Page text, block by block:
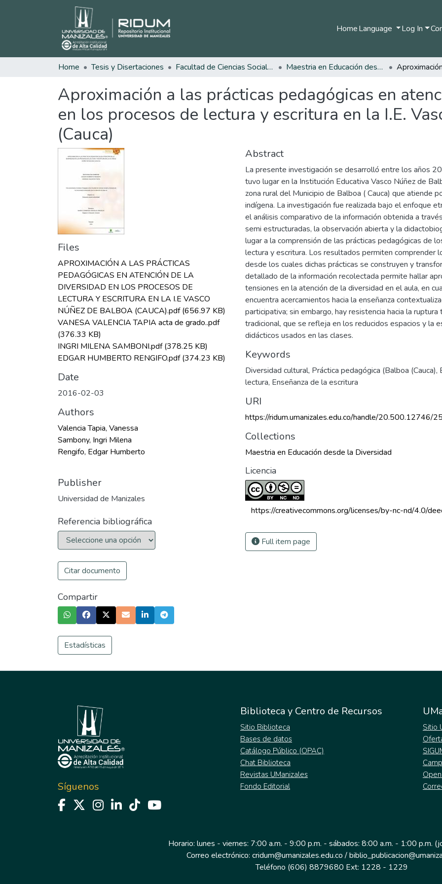
HomeLanguage Log In
Home Tesis y Disertaciones Facultad de Ciencias Sociales y Humanas Maestria en Educación desde la Diversidad
Aproximación a las prácticas pedagógicas en
en los procesos de lectura y escritura en la I.E.
(Cauca)
Files
APROXIMACIÓN A LAS PRÁCTICAS
PEDAGÓGICAS EN ATENCIÓN DE LA
DIVERSIDAD EN LOS PROCESOS DE
LECTURA Y ESCRITURA EN LA I.E VASCO
NÚÑEZ DE BALBOA (CAUCA).pdf(656.97 KB)
VANESA VALENCIA TAPIA acta de grado..pdf
(376.33 KB)
INGRI MILENA SAMBONI.pdf(378.25 KB)
EDGAR HUMBERTO RENGIFO.pdf(374.23 KB)
Date
2016-02-03
Authors
Valencia Tapia, Vanessa
Sambony, Ingri Milena
Rengifo, Edgar Humberto
Publisher
Universidad de Manizales
Referencia bibliográfica
Citar documento
Compartir
Estadísticas
Abstract
La presente investigación se desarrolló entre los años
tuvo lugar en la Institución Educativa Vasco Núñez de
zona rural del Municipio de Balboa ( Cauca) que atiende
indígena. La investigación fue realizada bajo el enfoque
el análisis comparativo de la información obtenida a
semi estructuradas, la observación abierta y la
lugar a la comprensión de las prácticas pedagógicas de
lectura y escritura. Los resultados permiten comprender
desde los cuales dichas prácticas se construyen y
detallado de la información recolectada permite hallar
tensiones en la atención de la diversidad en el aula, en
encuentra acercamientos hacia la enseñanza
participativa; sin embargo, hay resistencia hacia la
tradicional, que se refleja en los reducidos espacios y la
didácticos usados en las clases.
Keywords
Diversidad cultural, Práctica pedagógica (Balboa (Cauca),
lectura, Enseñanza de la escritura
URI
https://ridum.umanizales.edu.co/handle/20.500.12746/
Collections
Maestria en Educación desde la Diversidad
Licencia
https://creativecommons.org/licenses/by-nc-nd/4.0/
Full item page
Síguenos
Biblioteca y Centro de Recursos
Sitio Biblioteca
Bases de datos
Catálogo Público (OPAC)
Chat Biblioteca
Revistas UManizales
Fondo Editorial
Sitio
Horario: lunes - viernes: 7:00 a.m. - 9:00 p.m. - sábados: 8:00 a.m. - 1:00 p.m.
Correo electrónico: cridum@umanizales.edu.co /
Teléfono (606) 8879680 Ext: 1228 - 1229